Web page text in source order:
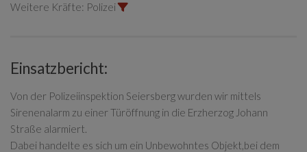
Weitere Kräfte: Polizei
Einsatzbericht:
Von der Polizeiinspektion Seiersberg wurden wir mittels
Sirenenalarm zu einer Türöffnung in die Erzherzog Johann
Straße alarmiert.
Dabei handelte es sich um ein Unbewohntes Objekt,bei dem